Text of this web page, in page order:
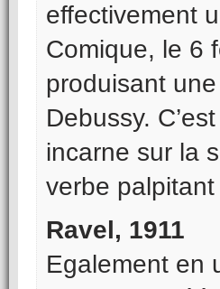
effectivement
Comique, le 6
produisant
Debussy.
incarne sur la
verbe
Ravel, 1911
Egalement en